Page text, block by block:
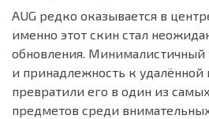
AUG редко оказывается в
именно этот скин стал
обновления. Минималистичный
и принадлежность к удалённой
превратили его в один из
предметов среди